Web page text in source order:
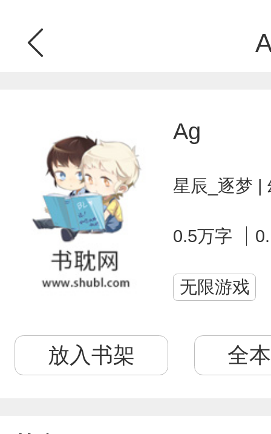
Ag
星辰_逐梦 |
0.5万字
无限游戏
放入书架 全